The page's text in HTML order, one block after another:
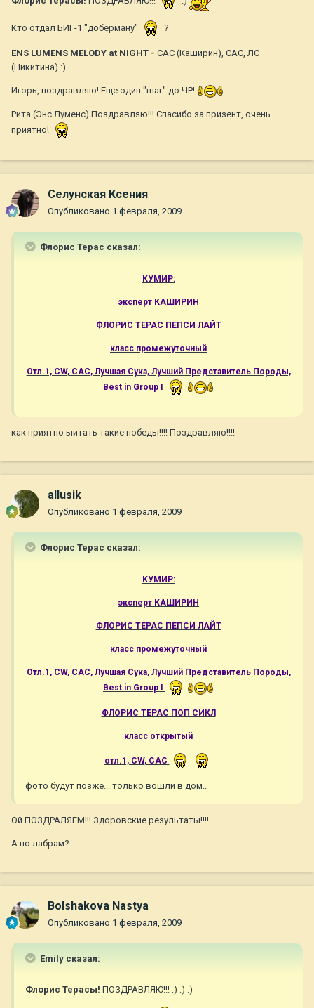
Кто отдал БИГ-1 "доберману" ?
ENS LUMENS MELODY at NIGHT - CAC (Каширин), САС, ЛС
(Никитина) :)
Игорь, поздравляю! Еще один "шаг" до ЧР!
Рита (Энс Луменс) Поздравляю!!! Спасибо за призент, очень
приятно!
Селунская Ксения
Опубликовано 1 февраля, 2009
Флорис Терас сказал:
КУМИР:
эксперт КАШИРИН
ФЛОРИС ТЕРАС ПЕПСИ ЛАЙТ
класс промежуточный
Отл.1, CW, САС, Лучшая Сука, Лучший Представитель Породы,
Best in Group I
как приятно ыитать такие победы!!!! Поздравляю!!!!
allusik
Опубликовано 1 февраля, 2009
Флорис Терас сказал:
КУМИР:
эксперт КАШИРИН
ФЛОРИС ТЕРАС ПЕПСИ ЛАЙТ
класс промежуточный
Отл.1, CW, САС, Лучшая Сука, Лучший Представитель Породы,
Best in Group I
ФЛОРИС ТЕРАС ПОП СИКЛ
класс открытый
отл.1, CW, САС
фото будут позже... только вошли в дом..
Ой ПОЗДРАЛЯЕМ!!! Здоровские результаты!!!!
А по лабрам?
Bolshakova Nastya
Опубликовано 1 февраля, 2009
Emily сказал:
Флорис Терасы! ПОЗДРАВЛЯЮ!!! :) :) :)